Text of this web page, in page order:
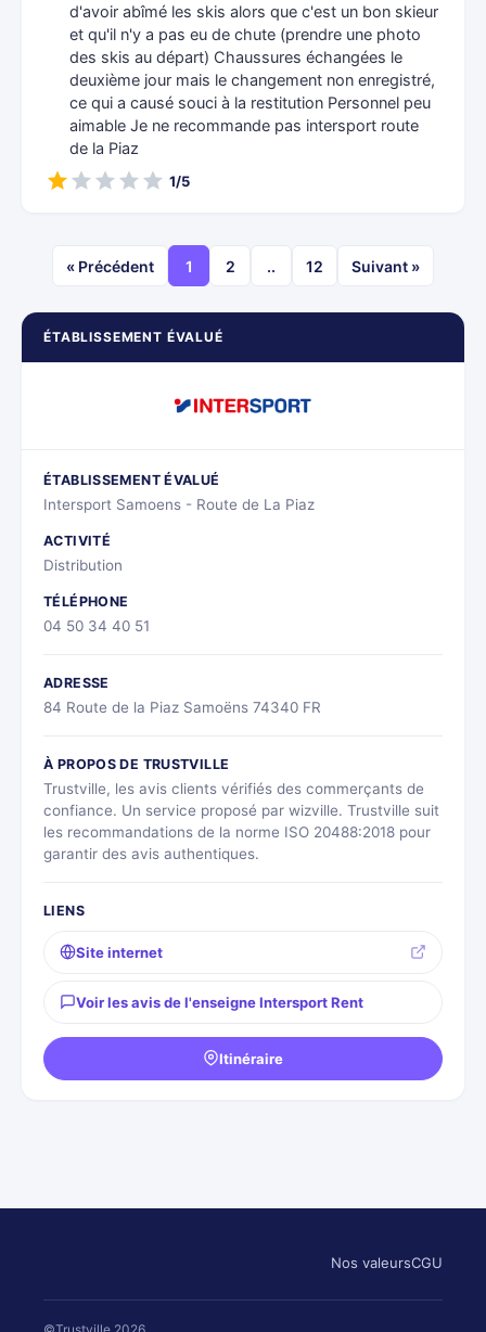
ÉTABLISSEMENT ÉVALUÉ
ÉTABLISSEMENT ÉVALUÉ
Intersport Samoens - Route de La Piaz
ACTIVITÉ
Distribution
TÉLÉPHONE
04 50 34 40 51
ADRESSE
84 Route de la Piaz Samoëns 74340 FR
À PROPOS DE TRUSTVILLE
Trustville, les avis clients vérifiés des commerçants de
confiance. Un service proposé par wizville. Trustville suit
les recommandations de la norme ISO 20488:2018 pour
garantir des avis authentiques.
LIENS
Site internet
Voir les avis de l'enseigne Intersport Rent
Itinéraire
d'avoir abîmé les skis alors que c'est un bon skieur
et qu'il n'y a pas eu de chute (prendre une photo
des skis au départ) Chaussures échangées le
deuxième jour mais le changement non enregistré,
ce qui a causé souci à la restitution Personnel peu
aimable Je ne recommande pas intersport route
de la Piaz
1/5
« Précédent 1 2 .. 12 Suivant »
Nos valeursCGU